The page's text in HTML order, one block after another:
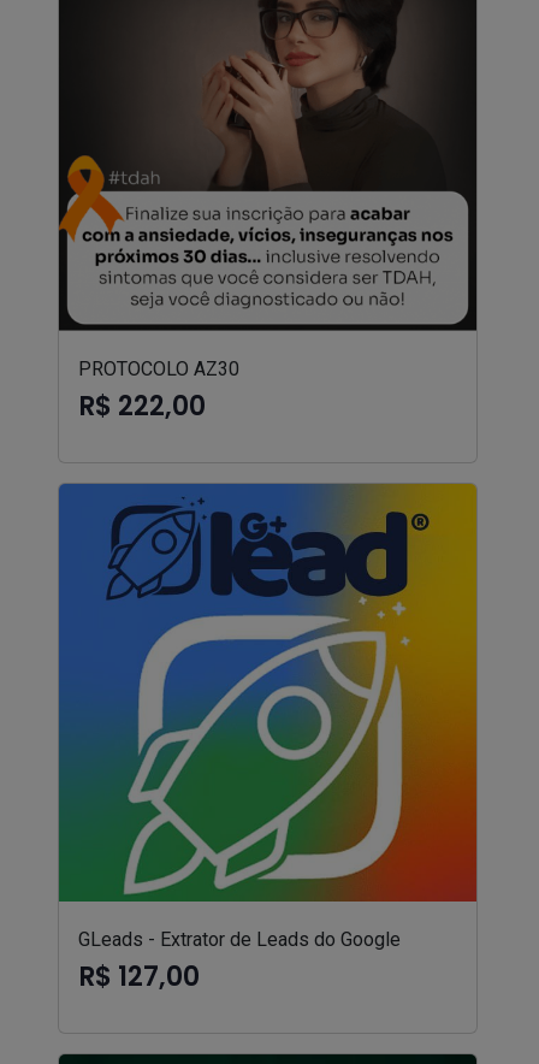
PROTOCOLO AZ30
R$ 222,00
GLeads - Extrator de Leads do Google
R$ 127,00